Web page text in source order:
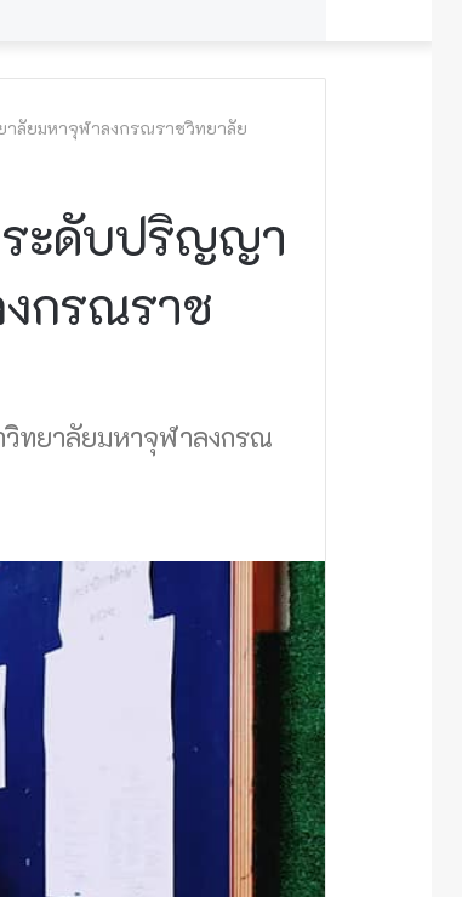
ลัยมหาจุฬาลงกรณราชวิทยาลัย
ระดับปริญญา
กรณราช
ทยาลัยมหาจุฬาลงกรณ